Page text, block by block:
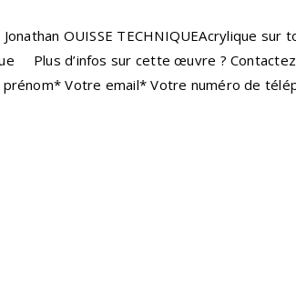
OUISSE TECHNIQUEAcrylique
Plus d’infos sur cette œuvre ?
Votre email* Votre numéro de